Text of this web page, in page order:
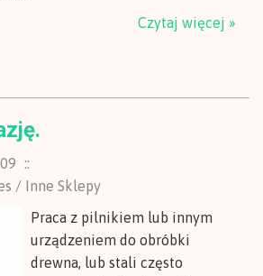
Czytaj więcej »
::
/ Inne Sklepy
Praca z pilnikiem lub innym
urządzeniem do obróbki
drewna, lub stali często